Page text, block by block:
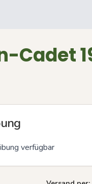
Cadet
verfügbar